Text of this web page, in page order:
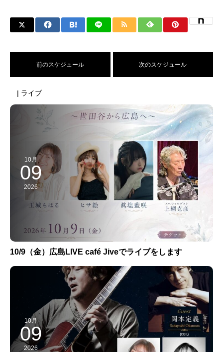
前のスケジュール 次のスケジュール
| ライブ
10月
09
2026
10/9（金）広島LIVE café Jiveでライブをします
10月
09
2026